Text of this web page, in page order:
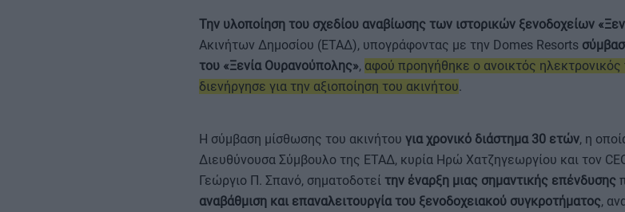
Την υλοποίηση του σχεδίου αναβίωσης των ιστορικών ξενοδοχείων
Ακινήτων Δημοσίου (ΕΤΑΔ), υπογράφοντας με την Domes Resorts
του «Ξενία Ουρανούπολης», αφού προηγήθηκε ο ανοικτός
διενήργησε για την αξιοποίηση του ακινήτου.
Η σύμβαση μίσθωσης του ακινήτου για χρονικό διάστημα 30 ετών, η
Διευθύνουσα Σύμβουλο της ΕΤΑΔ, κυρία Ηρώ Χατζηγεωργίου και τον
Γεώργιο Π. Σπανό, σηματοδοτεί την έναρξη μιας σημαντικής επένδυσης
αναβάθμιση και επαναλειτουργία του ξενοδοχειακού συγκροτήματος,